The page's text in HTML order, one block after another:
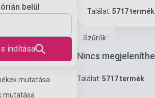
belül
indítása
mutatása
mutatása
Találat: 5717 termék
Szűrők:
Nincs
Találat: 5717 termék